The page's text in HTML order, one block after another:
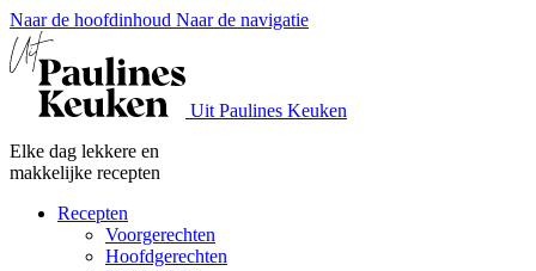
Naar de hoofdinhoud Naar de navigatie
Uit Paulines Keuken
Elke dag lekkere en
makkelijke recepten
Recepten
Voorgerechten
Hoofdgerechten